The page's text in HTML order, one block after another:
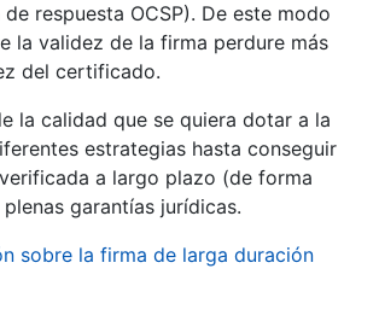
respuesta OCSP). De este modo
la validez de la firma perdure más
del certificado.
la calidad que se quiera dotar a la
estrategias hasta conseguir
a largo plazo (de forma
garantías jurídicas.
sobre la firma de larga duración